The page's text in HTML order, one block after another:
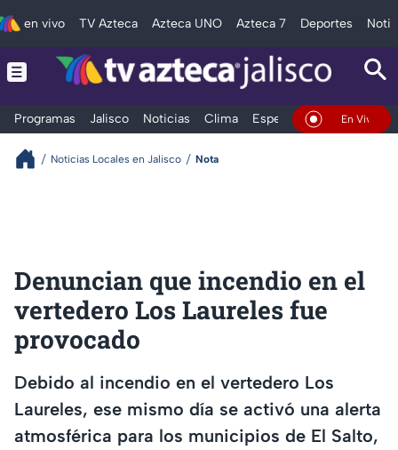
en vivo TV Azteca Azteca UNO Azteca 7 Deportes
Programas Jalisco Noticias Clima Espectáculos Deportes
En Vivo
Noticias Locales en Jalisco Nota
Denuncian que incendio en el
vertedero Los Laureles fue
provocado
Debido al incendio en el vertedero Los
Laureles, ese mismo día se activó una alerta
atmosférica para los municipios de El Salto,